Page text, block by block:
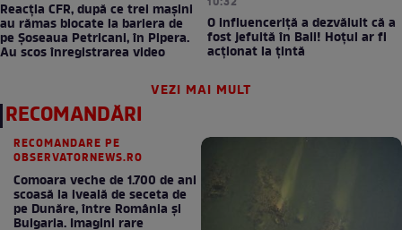
Reacția CFR, după ce trei mașini
au rămas blocate la bariera de
pe Șoseaua Petricani, în Pipera.
Au scos înregistrarea video
O influenceriță a dezvăluit că a
fost jefuită în Bali! Hoțul ar fi
acționat la țintă
VEZI MAI MULT
RECOMANDĂRI
RECOMANDARE PE
OBSERVATORNEWS.RO
Comoara veche de 1.700 de ani
scoasă la iveală de seceta de
pe Dunăre, între România şi
Bulgaria. Imagini rare